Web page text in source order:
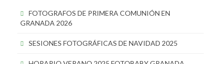
FOTOGRAFOS DE PRIMERA COMUNIÓN EN
GRANADA 2026
SESIONES FOTOGRÁFICAS DE NAVIDAD 2025